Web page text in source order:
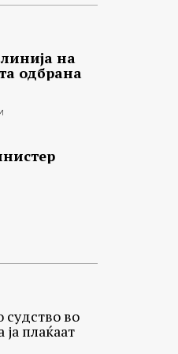
на
одбрана
судство во
плаќаат